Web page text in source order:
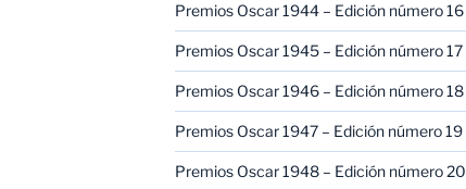
Premios Oscar 1944 – Edición número 16
Premios Oscar 1945 – Edición número 17
Premios Oscar 1946 – Edición número 18
Premios Oscar 1947 – Edición número 19
Premios Oscar 1948 – Edición número 20